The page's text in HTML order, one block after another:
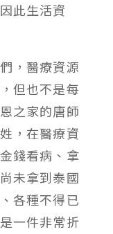
此生活資
，醫療資源
但也不是每
之家的唐師
，在醫療資
錢看病、拿
未拿到泰國
各種不得已
一件非常折